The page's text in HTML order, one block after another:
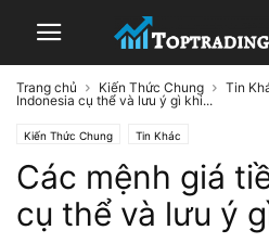
Trang chủ Kiến Thức Chung Tin
Indonesia cụ thể và lưu ý gì khi...
Kiến Thức Chung Tin Khác
Các mệnh giá
cụ thể và lưu ý